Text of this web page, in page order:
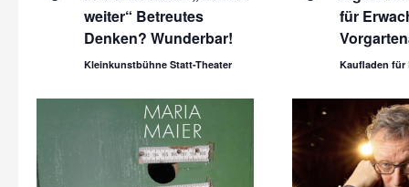
weiter“ Betreutes
Denken? Wunderbar!
Kleinkunstbühne Statt-Theater
für
Kaufladen für